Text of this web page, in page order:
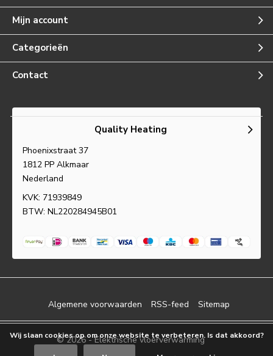
Mijn account
Categorieën
Contact
Quality Heating
Phoenixstraat 37
1812 PP Alkmaar
Nederland
KVK: 71939849
BTW: NL220284945B01
© 2026 -Elektrische vloerverwarming
Algemene voorwaarden RSS-feed Sitemap
Wij slaan cookies op om onze website te verbeteren. Is dat akkoord?